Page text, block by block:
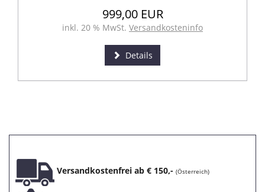
999,00 EUR
inkl. 20 % MwSt. Versandkosteninfo
Details
Versandkostenfrei ab € 150,- (Österreich)